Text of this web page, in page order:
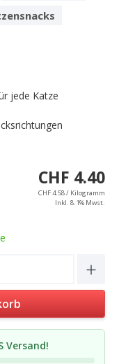
jede Katze
CHF 4.40
CHF 4.58 / Kilogramm
Inkl. 8.1% Mwst.
desired
Versand!